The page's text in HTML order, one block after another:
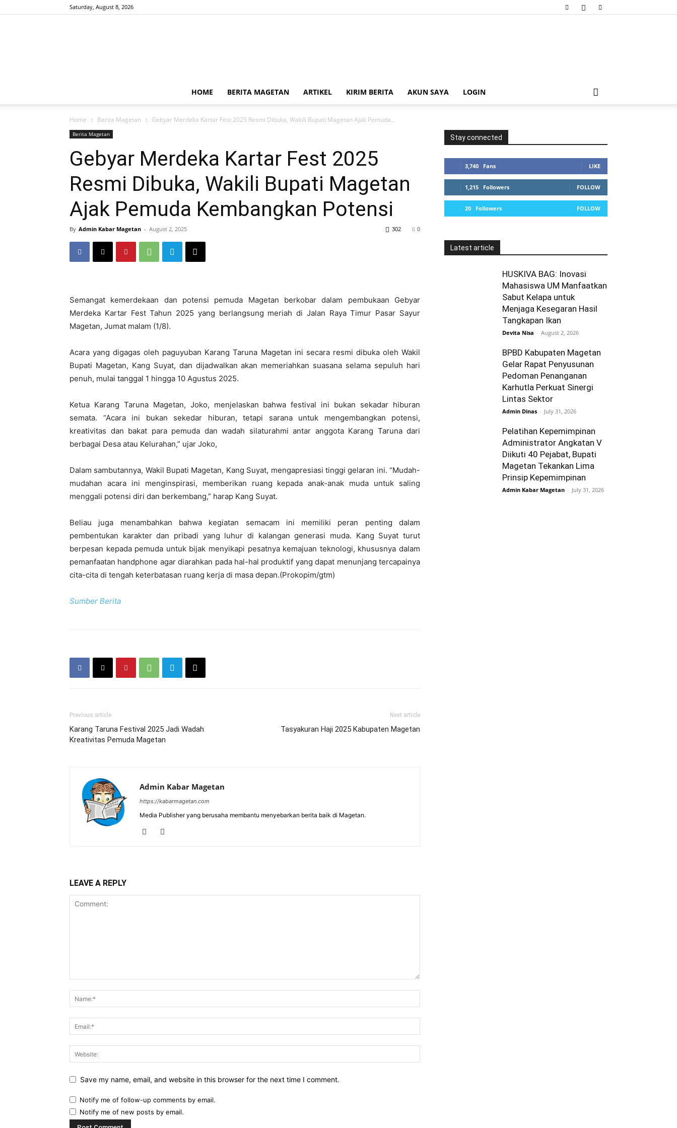
Saturday, August 8, 2026
HOME BERITA MAGETAN ARTIKEL KIRIM BERITA AKUN SAYA LOGIN
Home Berita Magetan Gebyar Merdeka Kartar Fest 2025 Resmi Dibuka, Wakili Bupati Magetan Ajak Pemuda...
Berita Magetan
Gebyar Merdeka Kartar Fest 2025
Resmi Dibuka, Wakili Bupati Magetan
Ajak Pemuda Kembangkan Potensi
By Admin Kabar Magetan - August 2, 2025 0
302
Semangat kemerdekaan dan potensi pemuda Magetan berkobar dalam pembukaan Gebyar
Merdeka Kartar Fest Tahun 2025 yang berlangsung meriah di Jalan Raya Timur Pasar Sayur
Magetan, Jumat malam (1/8).
Acara yang digagas oleh paguyuban Karang Taruna Magetan ini secara resmi dibuka oleh Wakil
Bupati Magetan, Kang Suyat, dan dijadwalkan akan memeriahkan suasana selama sepuluh hari
penuh, mulai tanggal 1 hingga 10 Agustus 2025.
Ketua Karang Taruna Magetan, Joko, menjelaskan bahwa festival ini bukan sekadar hiburan
semata. “Acara ini bukan sekedar hiburan, tetapi sarana untuk mengembangkan potensi,
kreativitas dan bakat para pemuda dan wadah silaturahmi antar anggota Karang Taruna dari
berbagai Desa atau Kelurahan,” ujar Joko,
Dalam sambutannya, Wakil Bupati Magetan, Kang Suyat, mengapresiasi tinggi gelaran ini. “Mudah-
mudahan acara ini menginspirasi, memberikan ruang kepada anak-anak muda untuk saling
menggali potensi diri dan berkembang,” harap Kang Suyat.
Beliau juga menambahkan bahwa kegiatan semacam ini memiliki peran penting dalam
pembentukan karakter dan pribadi yang luhur di kalangan generasi muda. Kang Suyat turut
berpesan kepada pemuda untuk bijak menyikapi pesatnya kemajuan teknologi, khususnya dalam
pemanfaatan handphone agar diarahkan pada hal-hal produktif yang dapat menunjang tercapainya
cita-cita di tengah keterbatasan ruang kerja di masa depan.(Prokopim/gtm)
Sumber Berita
Previous article
Karang Taruna Festival 2025 Jadi Wadah
Kreativitas Pemuda Magetan
Next article
Tasyakuran Haji 2025 Kabupaten Magetan
Admin Kabar Magetan
https://kabarmagetan.com
Media Publisher yang berusaha membantu menyebarkan berita baik di Magetan.
LEAVE A REPLY
Save my name, email, and website in this browser for the next time I comment.
Notify me of follow-up comments by email.
Notify me of new posts by email.
Stay connected
3,740 Fans LIKE
1,215 Followers FOLLOW
20 Followers FOLLOW
Latest article
HUSKIVA BAG: Inovasi
Mahasiswa UM Manfaatkan
Sabut Kelapa untuk
Menjaga Kesegaran Hasil
Tangkapan Ikan
Devita Nisa - August 2, 2026
BPBD Kabupaten Magetan
Gelar Rapat Penyusunan
Pedoman Penanganan
Karhutla Perkuat Sinergi
Lintas Sektor
Admin Dinas - July 31, 2026
Pelatihan Kepemimpinan
Administrator Angkatan V
Diikuti 40 Pejabat, Bupati
Magetan Tekankan Lima
Prinsip Kepemimpinan
Admin Kabar Magetan - July 31, 2026